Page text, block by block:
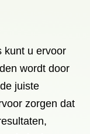
kunt u ervoor
wordt door
juiste
zorgen dat